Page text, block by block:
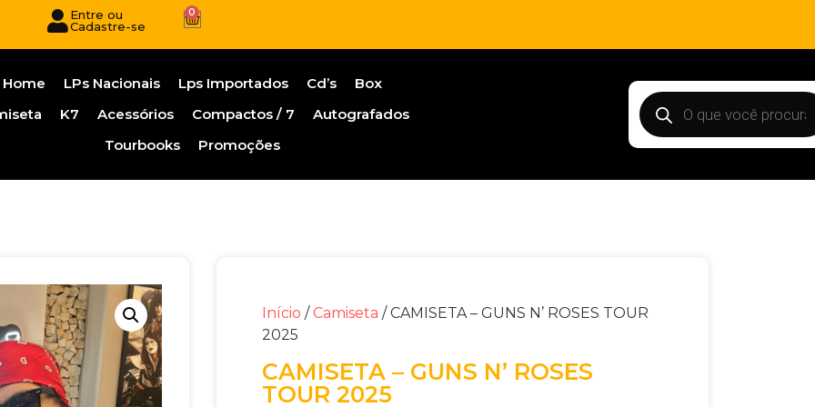
Entre ou
Cadastre-se
0
Home LPs Nacionais Lps Importados Cd’s
Box
K7 Acessórios Compactos / 7
Autografados
Tourbooks
Promoções
Início / Camiseta / CAMISETA – GUNS N’ ROSES TOUR
2025
CAMISETA – GUNS N’ ROSES
TOUR 2025